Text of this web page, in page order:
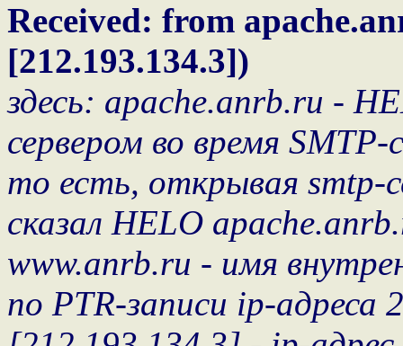
Received: from
[212.193.134.3])
здесь: apache.anrb.ru -
сервером во время SMTP-
то есть, открывая smtp-
сказал HELO
www.anrb.ru - имя
по PTR-записи ip-адреса